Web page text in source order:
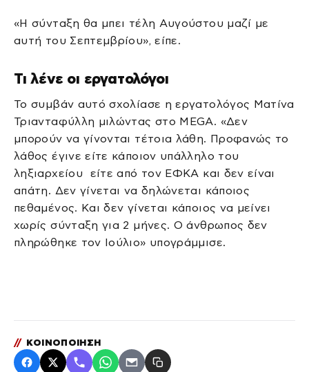
«Η σύνταξη θα μπει τέλη Αυγούστου μαζί με
αυτή του Σεπτεμβρίου», είπε.
Τι λένε οι εργατολόγοι
Το συμβάν αυτό σχολίασε η εργατολόγος Ματίνα
Τριανταφύλλη μιλώντας στο MEGA. «Δεν
μπορούν να γίνονται τέτοια λάθη. Προφανώς το
λάθος έγινε είτε κάποιον υπάλληλο του
ληξιαρχείου είτε από τον ΕΦΚΑ και δεν είναι
απάτη. Δεν γίνεται να δηλώνεται κάποιος
πεθαμένος. Και δεν γίνεται κάποιος να μείνει
χωρίς σύνταξη για 2 μήνες. Ο άνθρωπος δεν
πληρώθηκε τον Ιούλιο» υπογράμμισε.
// ΚΟΙΝΟΠΟΙΗΣΗ